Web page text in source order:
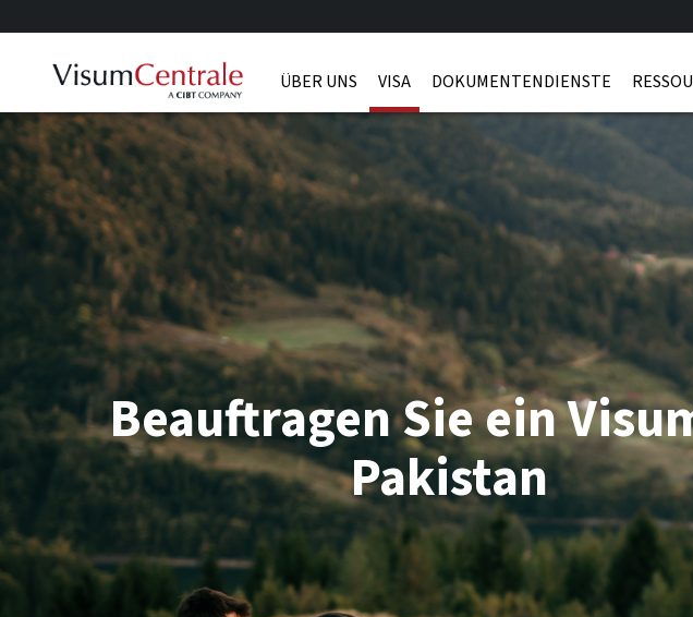
ÜBER UNS VISA DOKUMENTENDIENSTE
Beauftragen Sie ein
Pakistan